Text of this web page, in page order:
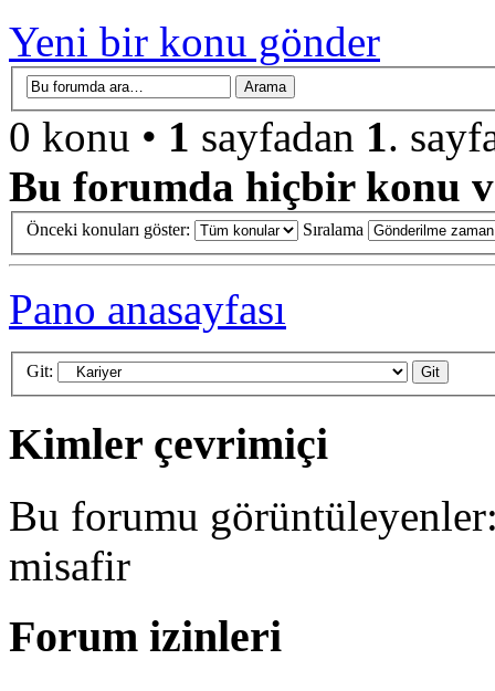
Yeni bir konu gönder
0 konu • 1 sayfadan 1.
Bu forumda hiçbir konu
Önceki konuları göster: Sıralama
Pano anasayfası
Git:
Kimler çevrimiçi
Bu forumu
misafir
Forum izinleri